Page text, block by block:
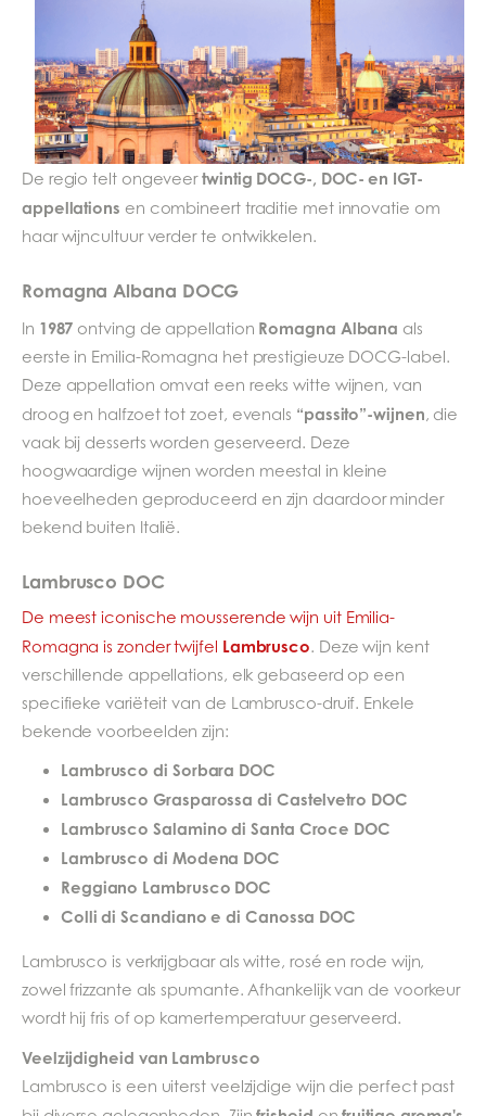
De regio telt ongeveertwintig DOCG-, DOC- en IGT-
appellations en combineert traditie met innovatie om
haar wijncultuur verder te ontwikkelen.
Romagna Albana DOCG
In 1987 ontving de appellation Romagna Albana als
eerste in Emilia-Romagna het prestigieuze DOCG-label.
Deze appellation omvat een reeks witte wijnen, van
droog en halfzoet tot zoet, evenals “passito”-wijnen, die
vaak bij desserts worden geserveerd. Deze
hoogwaardige wijnen worden meestal in kleine
hoeveelheden geproduceerd en zijn daardoor minder
bekend buiten Italië.
Lambrusco DOC
De meest iconische mousserende wijn uit Emilia-
Romagna is zonder twijfel Lambrusco. Deze wijn kent
verschillende appellations, elk gebaseerd op een
specifieke variëteit van de Lambrusco-druif. Enkele
bekende voorbeelden zijn:
Lambrusco di Sorbara DOC
Lambrusco Grasparossa di Castelvetro DOC
Lambrusco Salamino di Santa Croce DOC
Lambrusco di Modena DOC
Reggiano Lambrusco DOC
Colli di Scandiano e di Canossa DOC
Lambrusco is verkrijgbaar als witte, rosé en rode wijn,
zowel frizzante als spumante. Afhankelijk van de voorkeur
wordt hij fris of op kamertemperatuur geserveerd.
Veelzijdigheid van Lambrusco
Lambrusco is een uiterst veelzijdige wijn die perfect past